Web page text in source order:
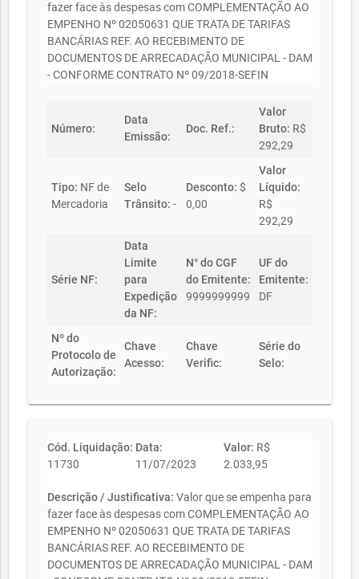
fazer face às despesas com COMPLEMENTAÇÃO AO
EMPENHO Nº 02050631 QUE TRATA DE TARIFAS
BANCÁRIAS REF. AO RECEBIMENTO DE
DOCUMENTOS DE ARRECADAÇÃO MUNICIPAL - DAM
- CONFORME CONTRATO Nº 09/2018-SEFIN
Número:
Data
Emissão:
Doc. Ref.:
Valor
Bruto: R$
292,29
Tipo: NF de
Mercadoria
Selo
Trânsito: -
Desconto: $
0,00
Valor
Líquido:
R$
292,29
Série NF:
Data
Limite
para
Expedição
da NF:
N° do CGF
do Emitente:
9999999999
UF do
Emitente:
DF
Nº do
Protocolo de
Autorização:
Chave
Acesso:
Chave
Verific:
Série do
Selo:
Cód. Liquidação:
11730
Data:
11/07/2023
Valor: R$
2.033,95
Descrição / Justificativa: Valor que se empenha para
fazer face às despesas com COMPLEMENTAÇÃO AO
EMPENHO Nº 02050631 QUE TRATA DE TARIFAS
BANCÁRIAS REF. AO RECEBIMENTO DE
DOCUMENTOS DE ARRECADAÇÃO MUNICIPAL - DAM